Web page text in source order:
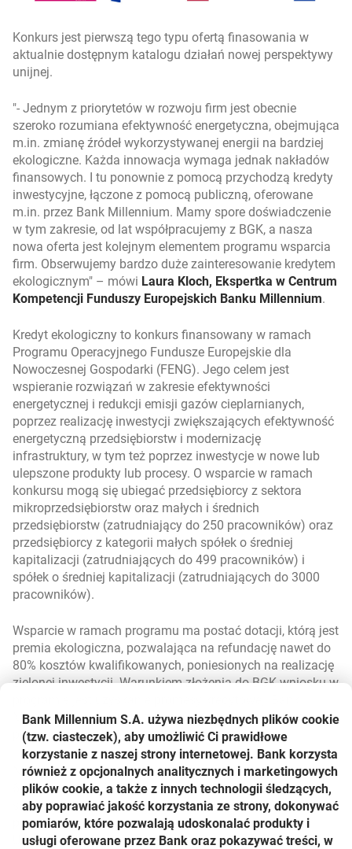
Konkurs jest pierwszą tego typu ofertą finasowania w
aktualnie dostępnym katalogu działań nowej perspektywy
unijnej.
- Jednym z priorytetów w rozwoju firm jest obecnie
szeroko rozumiana efektywność energetyczna, obejmująca
m.in. zmianę źródeł wykorzystywanej energii na bardziej
ekologiczne. Każda innowacja wymaga jednak nakładów
finansowych. I tu ponownie z pomocą przychodzą kredyty
inwestycyjne, łączone z pomocą publiczną, oferowane
m.in. przez Bank Millennium. Mamy spore doświadczenie
w tym zakresie, od lat współpracujemy z BGK, a nasza
nowa oferta jest kolejnym elementem programu wsparcia
firm. Obserwujemy bardzo duże zainteresowanie kredytem
ekologicznym – mówi Laura Kloch, Ekspertka w Centrum
Kompetencji Funduszy Europejskich Banku Millennium.
Kredyt ekologiczny to konkurs finansowany w ramach
Programu Operacyjnego Fundusze Europejskie dla
Nowoczesnej Gospodarki (FENG). Jego celem jest
wspieranie rozwiązań w zakresie efektywności
energetycznej i redukcji emisji gazów cieplarnianych,
poprzez realizację inwestycji zwiększających efektywność
energetyczną przedsiębiorstw i modernizację
infrastruktury, w tym też poprzez inwestycje w nowe lub
ulepszone produkty lub procesy. O wsparcie w ramach
konkursu mogą się ubiegać przedsiębiorcy z sektora
mikroprzedsiębiorstw oraz małych i średnich
przedsiębiorstw (zatrudniający do 250 pracowników) oraz
przedsiębiorcy z kategorii małych spółek o średniej
kapitalizacji (zatrudniających do 499 pracowników) i
spółek o średniej kapitalizacji (zatrudniających do 3000
pracowników).
Wsparcie w ramach programu ma postać dotacji, którą jest
premia ekologiczna, pozwalająca na refundację nawet do
80% kosztów kwalifikowanych, poniesionych na realizację
zielonej inwestycji. Warunkiem złożenia do BGK wniosku w
Millennium jest jednym z banków finansujących firmy w
programie i wystawiających promesy.
Nabór wniosków trwa do 17 sierpnia br., a zwiększona do
660 mln zł pula środków w programie daje szansę na
sfinansowanie większej ilości projektów. Wyniki konkursu
pojawią się najprawdopodobniej pod koniec roku.
Udostępnij
Bank Millennium S.A. używa niezbędnych plików cookie
(tzw. ciasteczek), aby umożliwić Ci prawidłowe
korzystanie z naszej strony internetowej. Bank korzysta
również z opcjonalnych analitycznych i marketingowych
plików cookie, a także z innych technologii śledzących,
aby poprawiać jakość korzystania ze strony, dokonywać
pomiarów, które pozwalają udoskonalać produkty i
usługi oferowane przez Bank oraz pokazywać treści, w